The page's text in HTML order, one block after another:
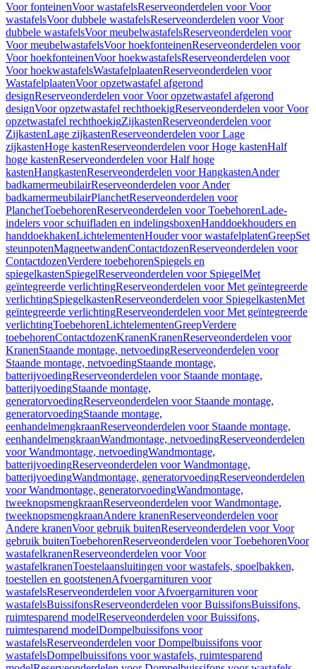
Voor fonteinenVoor wastafelsReserveonderdelen voor Voor
wastafelsVoor dubbele wastafelsReserveonderdelen voor Voor
dubbele wastafelsVoor meubelwastafelsReserveonderdelen voor
Voor meubelwastafelsVoor hoekfonteinenReserveonderdelen voor
Voor hoekfonteinenVoor hoekwastafelsReserveonderdelen voor
Voor hoekwastafelsWastafelplaatenReserveonderdelen voor
WastafelplaatenVoor opzetwastafel afgerond
designReserveonderdelen voor Voor opzetwastafel afgerond
designVoor opzetwastafel rechthoekigReserveonderdelen voor Voor
opzetwastafel rechthoekigZijkastenReserveonderdelen voor
ZijkastenLage zijkastenReserveonderdelen voor Lage
zijkastenHoge kastenReserveonderdelen voor Hoge kastenHalf
hoge kastenReserveonderdelen voor Half hoge
kastenHangkastenReserveonderdelen voor HangkastenAnder
badkamermeubilairReserveonderdelen voor Ander
badkamermeubilairPlanchetReserveonderdelen voor
PlanchetToebehorenReserveonderdelen voor ToebehorenLade-
indelers voor schuifladen en indelingsboxenHanddoekhouders en
handdoekhakenLichtelementenHouder voor wastafelplatenGreepSet
steunpotenMagneetwandenContactdozenReserveonderdelen voor
ContactdozenVerdere toebehorenSpiegels en
spiegelkastenSpiegelReserveonderdelen voor SpiegelMet
geïntegreerde verlichtingReserveonderdelen voor Met geïntegreerde
verlichtingSpiegelkastenReserveonderdelen voor SpiegelkastenMet
geïntegreerde verlichtingReserveonderdelen voor Met geïntegreerde
verlichtingToebehorenLichtelementenGreepVerdere
toebehorenContactdozenKranenKranenReserveonderdelen voor
KranenStaande montage, netvoedingReserveonderdelen voor
Staande montage, netvoedingStaande montage,
batterijvoedingReserveonderdelen voor Staande montage,
batterijvoedingStaande montage,
generatorvoedingReserveonderdelen voor Staande montage,
generatorvoedingStaande montage,
eenhandelmengkraanReserveonderdelen voor Staande montage,
eenhandelmengkraanWandmontage, netvoedingReserveonderdelen
voor Wandmontage, netvoedingWandmontage,
batterijvoedingReserveonderdelen voor Wandmontage,
batterijvoedingWandmontage, generatorvoedingReserveonderdelen
voor Wandmontage, generatorvoedingWandmontage,
tweeknopsmengkraanReserveonderdelen voor Wandmontage,
tweeknopsmengkraanAndere kranenReserveonderdelen voor
Andere kranenVoor gebruik buitenReserveonderdelen voor Voor
gebruik buitenToebehorenReserveonderdelen voor ToebehorenVoor
wastafelkranenReserveonderdelen voor Voor
wastafelkranenToestelaansluitingen voor wastafels, spoelbakken,
toestellen en gootstenenAfvoergarnituren voor
wastafelsReserveonderdelen voor Afvoergarnituren voor
wastafelsBuissifonsReserveonderdelen voor BuissifonsBuissifons,
ruimtesparend modelReserveonderdelen voor Buissifons,
ruimtesparend modelDompelbuissifons voor
wastafelsReserveonderdelen voor Dompelbuissifons voor
wastafelsDompelbuissifons voor wastafels, ruimtesparend